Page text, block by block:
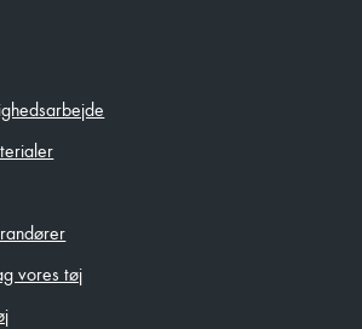
vores tøj